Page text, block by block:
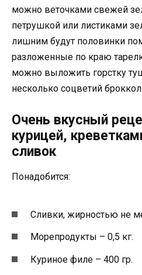
можно веточками свежей
петрушкой или листиками
лишним будут половинки
разложенные по краю
можно выложить горстку
несколько соцветий
Очень вкусный
курицей,
сливок
Понадобится:
Сливки, жирностью не
Морепродукты – 0,5 кг.
Куриное филе – 400 гр.